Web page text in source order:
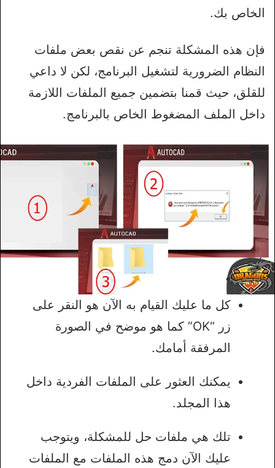
الخاص بك.
فإن هذه المشكلة تنجم عن نقص بعض ملفات
النظام الضرورية لتشغيل البرنامج، لكن لا داعي
للقلق، حيث قمنا بتضمين جميع الملفات اللازمة
داخل الملف المضغوط الخاص بالبرنامج.
كل ما عليك القيام به الآن هو النقر على
زر “OK” كما هو موضح في الصورة
المرفقة أمامك.
يمكنك العثور على الملفات الفردية داخل
هذا المجلد.
تلك هي ملفات حل للمشكلة، ويتوجب
عليك الآن دمج هذه الملفات مع الملفات